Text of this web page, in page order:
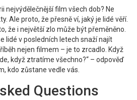
nejvýdělečnější film všech dob? Ne
Ale proto, že přesně ví, jaký je lidé věří.
že i největší zlo může být přeměněno.
lidé v posledních letech snaží najít
nejen filmem – je to zrcadlo. Když
když ztratíme všechno?“ – odpověď
kdo zůstane vedle vás.
Questions